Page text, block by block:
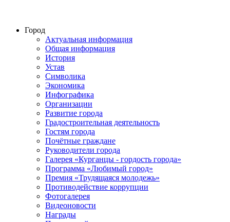
Город
Актуальная информация
Общая информация
История
Устав
Символика
Экономика
Инфографика
Организации
Развитие города
Градостроительная деятельность
Гостям города
Почётные граждане
Руководители города
Галерея «Курганцы - гордость города»
Программа «Любимый город»
Премия «Трудящаяся молодежь»
Противодействие коррупции
Фотогалерея
Видеоновости
Награды